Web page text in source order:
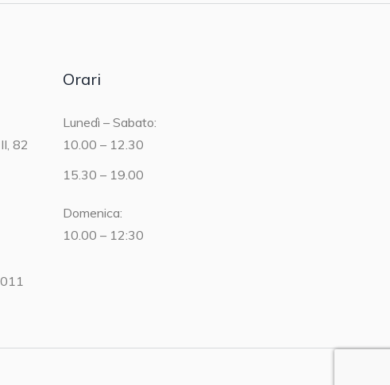
82
Orari
Lunedì – Sabato:
10.00 – 12.30
15.30 – 19.00
Domenica:
10.00 – 12:30